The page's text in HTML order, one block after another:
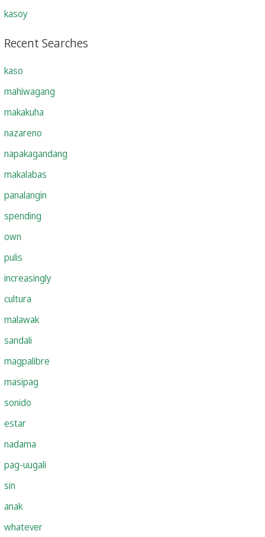
kasoy
Recent Searches
kaso
mahiwagang
makakuha
nazareno
napakagandang
makalabas
panalangin
spending
own
pulis
increasingly
cultura
malawak
sandali
magpalibre
masipag
sonido
estar
nadama
pag-uugali
sin
anak
whatever